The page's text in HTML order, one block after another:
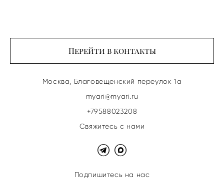
Перейти в контакты
Москва, Благовещенский переулок 1а
myari@myari.ru
+79588023208
Свяжитесь с нами
Подпишитесь на нас